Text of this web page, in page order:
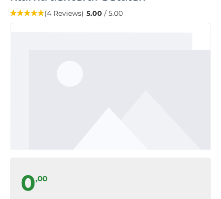
(4 Reviews) 5.00 / 5.00
0,00